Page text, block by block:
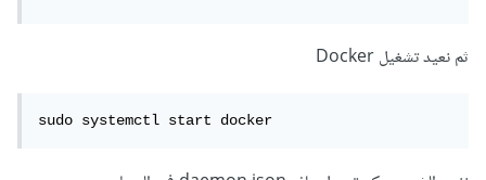
ثم نعيد تشغيل Docker
sudo systemctl start docker